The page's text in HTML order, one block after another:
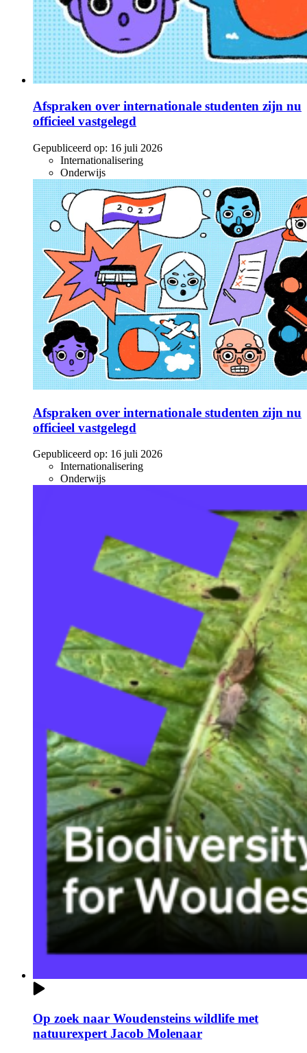
Afspraken over internationale studenten zijn nu
officieel vastgelegd
Gepubliceerd op: 16 juli 2026
Internationalisering
Onderwijs
Afspraken over internationale studenten zijn nu
officieel vastgelegd
Gepubliceerd op: 16 juli 2026
Internationalisering
Onderwijs
Op zoek naar Woudensteins wildlife met
natuurexpert Jacob Molenaar